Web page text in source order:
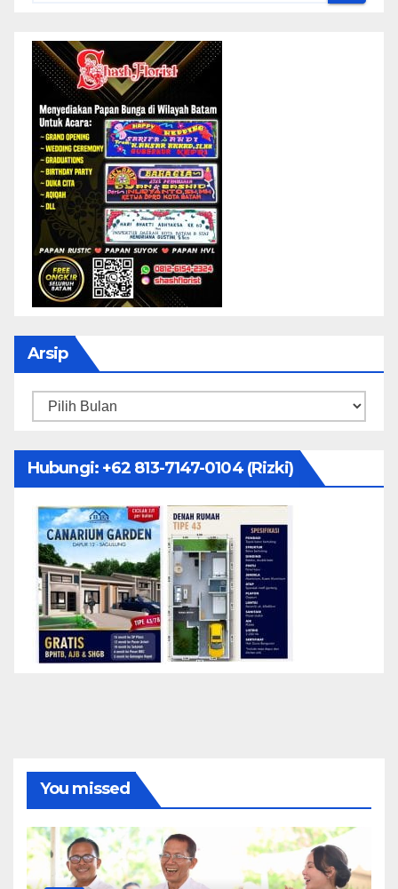
Arsip
Arsip
Hubungi: ‪+62 813-7147-0104‬ (Rizki)
You missed